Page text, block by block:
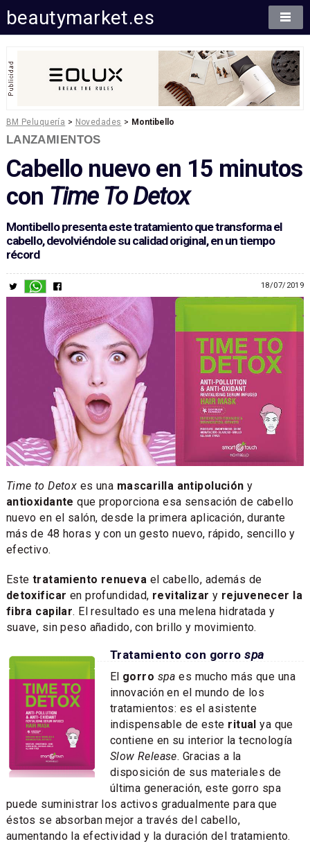
beautymarket.es
BM Peluquería > Novedades > Montibello
LANZAMIENTOS
Cabello nuevo en 15 minutos
con Time To Detox
Montibello presenta este tratamiento que transforma el
cabello, devolviéndole su calidad original, en un tiempo
récord
18/07/2019
Time to Detox es una mascarilla antipolución y
antioxidante que proporciona esa sensación de cabello
nuevo en el salón, desde la primera aplicación, durante
más de 48 horas y con un gesto nuevo, rápido, sencillo y
efectivo.
Este tratamiento renueva el cabello, además de
detoxificar en profundidad, revitalizar y rejuvenecer la
fibra capilar. El resultado es una melena hidratada y
suave, sin peso añadido, con brillo y movimiento.
Tratamiento con gorrospa
El gorro spa es mucho más que una
innovación en el mundo de los
tratamientos: es el asistente
indispensable de este ritual ya que
contiene en su interior la tecnología
Slow Release. Gracias a la
disposición de sus materiales de
última generación, este gorro spa
puede suministrar los activos gradualmente para que
éstos se absorban mejor a través del cabello,
aumentando la efectividad y la duración del tratamiento.